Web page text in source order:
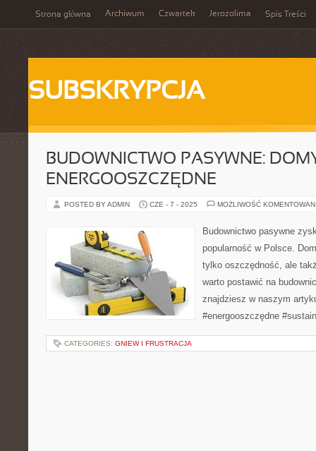
Strona główna Archiwum Czwartek Jerozolima Spis Treści
SUBSKRYPCJA
BUDOWNICTWO PASYWNE:
ENERGOOSZCZĘDNE
POSTED BY ADMIN CZE - 7 - 2025 MOŻLIWOŚĆ
Budownictwo pasywne
popularność w Polsce.
tylko oszczędność, ale
warto postawić na
znajdziesz w naszym
#energooszczędne
CATEGORIES: GNIEW I FRUSTRACJA